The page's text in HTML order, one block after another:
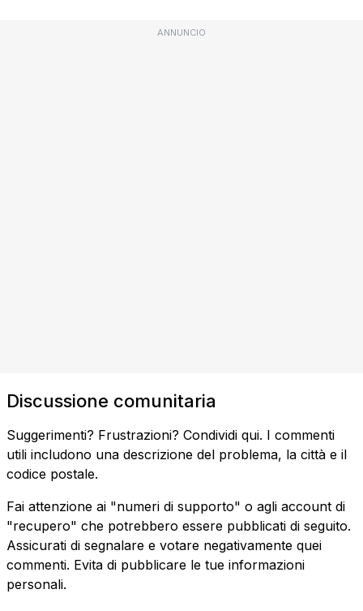
ANNUNCIO
Discussione comunitaria
Suggerimenti? Frustrazioni? Condividi qui. I commenti
utili includono una descrizione del problema, la città e il
codice postale.
Fai attenzione ai "numeri di supporto" o agli account di
"recupero" che potrebbero essere pubblicati di seguito.
Assicurati di segnalare e votare negativamente quei
commenti. Evita di pubblicare le tue informazioni
personali.